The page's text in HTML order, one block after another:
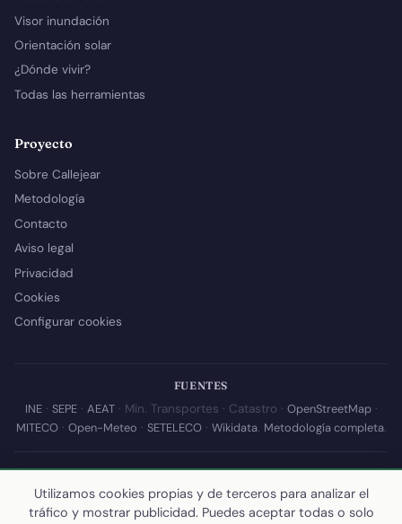
Visor inundación
Orientación solar
¿Dónde vivir?
Todas las herramientas
Proyecto
Sobre Callejear
Metodología
Contacto
Aviso legal
Privacidad
Cookies
Configurar cookies
FUENTES
INE· SEPE· AEAT· Min. Transportes · Catastro · OpenStreetMap·
MITECO· Open-Meteo · SETELECO· Wikidata. Metodología completa.
© 2026 Callejear.com — Directorio municipal de España con datos
abiertos. Desarrollado y mantenido porYoel Castaño.
Utilizamos cookies propias y de terceros para analizar el
tráfico y mostrar publicidad. Puedes aceptar todas o solo